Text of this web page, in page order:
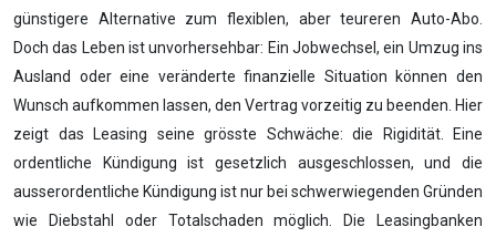
günstigere Alternative zum flexiblen, aber teureren Auto-Abo.
Doch das Leben ist unvorhersehbar: Ein Jobwechsel, ein Umzug ins
Ausland oder eine veränderte finanzielle Situation können den
Wunsch aufkommen lassen, den Vertrag vorzeitig zu beenden. Hier
zeigt das Leasing seine grösste Schwäche: die Rigidität. Eine
ordentliche Kündigung ist gesetzlich ausgeschlossen, und die
ausserordentliche Kündigung ist nur bei schwerwiegenden Gründen
wie Diebstahl oder Totalschaden möglich. Die Leasingbanken